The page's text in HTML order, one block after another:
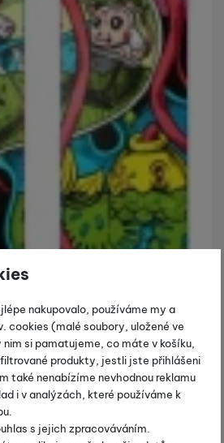
nakupovalo, používáme my a
cookies (malé soubory, uložené ve
si pamatujeme, co máte v košíku,
produkty, jestli jste přihlášeni
také nenabízíme nevhodnou reklamu
i v analýzách, které používáme k
s jejich zpracováváním.